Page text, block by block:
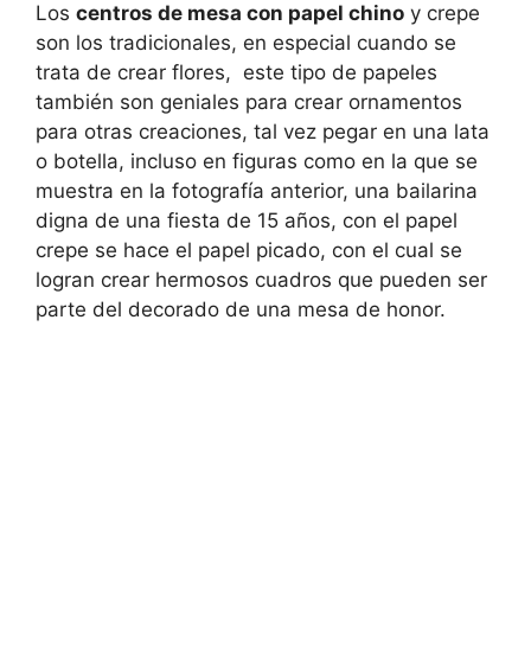
Los centros de mesa con papel chino y crepe
son los tradicionales, en especial cuando se
trata de crear flores, este tipo de papeles
también son geniales para crear ornamentos
para otras creaciones, tal vez pegar en una lata
o botella, incluso en figuras como en la que se
muestra en la fotografía anterior, una bailarina
digna de una fiesta de 15 años, con el papel
crepe se hace el papel picado, con el cual se
logran crear hermosos cuadros que pueden ser
parte del decorado de una mesa de honor.